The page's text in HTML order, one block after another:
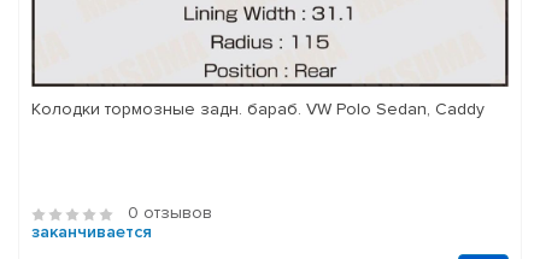
Колодки тормозные задн. бараб. VW Polo Sedan, Caddy
0 отзывов
заканчивается